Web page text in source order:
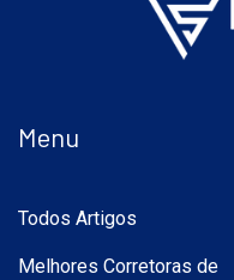
Menu
Todos Artigos
Melhores Corretoras de